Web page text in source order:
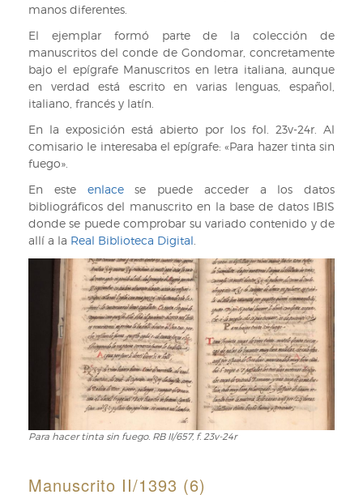
manos diferentes.
El ejemplar formó parte de la colección de
manuscritos del conde de Gondomar, concretamente
bajo el epígrafe Manuscritos en letra italiana, aunque
en verdad está escrito en varias lenguas, español,
italiano, francés y latín.
En la exposición está abierto por los fol. 23v-24r. Al
comisario le interesaba el epígrafe: «Para hazer tinta sin
fuego».
En este enlacese puede acceder a los datos
bibliográficos del manuscrito en la base de datos IBIS
donde se puede comprobar su variado contenido y de
allí a la Real Biblioteca Digital.
Para
sin
Para hacer tinta sin fuego. RB II/657, f. 23v-24r
Manuscrito II/1393 (6)